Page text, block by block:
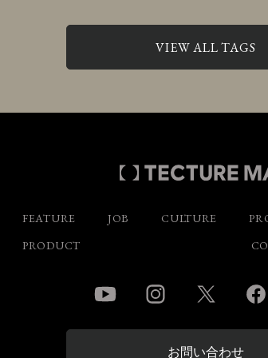
VIEW ALL TAGS
FEATURE JOB CULTURE
PRODUCT
YouTube Instagram Twitter
お問い合わせ